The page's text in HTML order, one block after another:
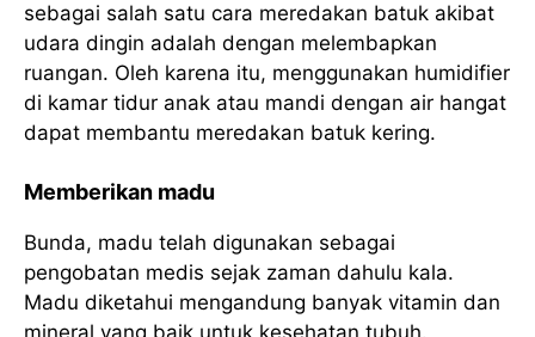
sebagai salah satu cara meredakan batuk akibat
udara dingin adalah dengan melembapkan
ruangan. Oleh karena itu, menggunakan humidifier
di kamar tidur anak atau mandi dengan air hangat
dapat membantu meredakan batuk kering.
Memberikan madu
Bunda, madu telah digunakan sebagai
pengobatan medis sejak zaman dahulu kala.
Madu diketahui mengandung banyak vitamin dan
mineral yang baik untuk kesehatan tubuh.